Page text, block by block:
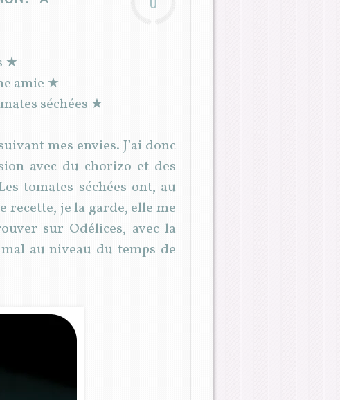
★
amie ★
séchées ★
mes envies. J’ai donc
avec du chorizo et des
tomates séchées ont, au
recette, je la garde, elle me
sur Odélices, avec la
au niveau du temps de